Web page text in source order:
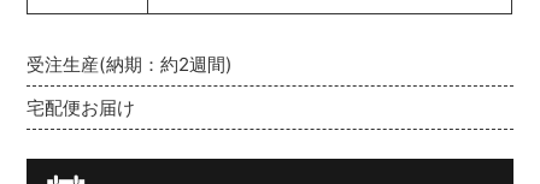
受注生産(納期：約2週間)
宅配便お届け